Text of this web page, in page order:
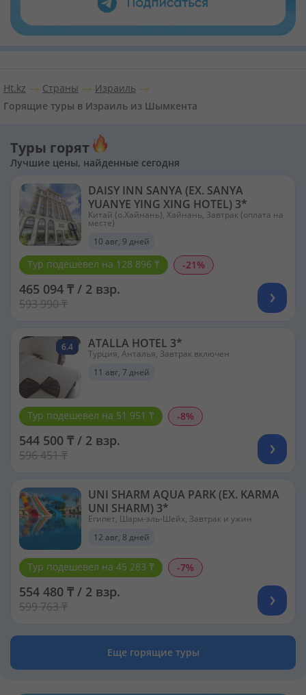
Ht.kz Страны
Израиль
Горящие туры в Израиль из Шымкента
Туры горят
Лучшие цены, найденные сегодня
DAISY INN SANYA (EX. SANYA
YUANYE YING XING HOTEL) 3*
Китай (о.Хайнань), Хайнань, Завтрак (оплата на
месте)
10 авг, 9 дней
Тур подешевел на 128 896 ₸ -21%
465 094 ₸ / 2 взр.
593 990 ₸
6.4 ATALLA HOTEL 3*
Турция, Анталья, Завтрак включен
11 авг, 7 дней
Тур подешевел на 51 951 ₸ -8%
544 500 ₸ / 2 взр.
596 451 ₸
UNI SHARM AQUA PARK (EX. KARMA
UNI SHARM) 3*
Египет, Шарм-эль-Шейх, Завтрак и ужин
12 авг, 8 дней
Тур подешевел на 45 283 ₸ -7%
554 480 ₸ / 2 взр.
599 763 ₸
Еще горящие туры